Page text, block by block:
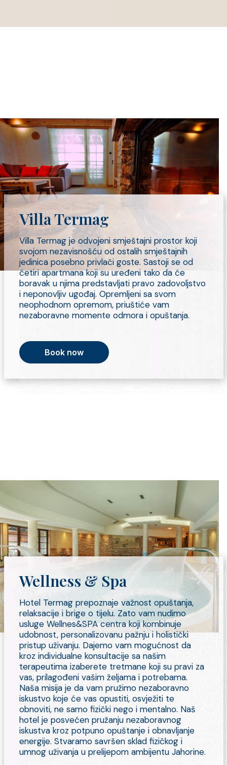
Villa Termag
Villa Termag je odvojeni smještajni prostor koji
svojom nezavisnošću od ostalih smještajnih
jedinica posebno privlači goste. Sastoji se od
četiri apartmana koji su uređeni tako da će
boravak u njima predstavljati pravo zadovoljstvo
i neponovljiv ugođaj. Opremljeni sa svom
neophodnom opremom, priuštiće vam
nezaboravne momente odmora i opuštanja.
Book now
Wellness & Spa
Hotel Termag prepoznaje važnost opuštanja,
relaksacije i brige o tijelu. Zato vam nudimo
usluge Wellnes&SPA centra koji kombinuje
udobnost, personalizovanu pažnju i holistički
pristup uživanju. Dajemo vam mogućnost da
kroz individualne konsultacije sa našim
terapeutima izaberete tretmane koji su pravi za
vas, prilagođeni vašim željama i potrebama.
Naša misija je da vam pružimo nezaboravno
iskustvo koje će vas opustiti, osvježiti te
obnoviti, ne samo fizički nego i mentalno. Naš
hotel je posvećen pružanju nezaboravnog
iskustva kroz potpuno opuštanje i obnavljanje
energije. Stvaramo savršen sklad fizičkog i
umnog uživanja u prelijepom ambijentu Jahorine.